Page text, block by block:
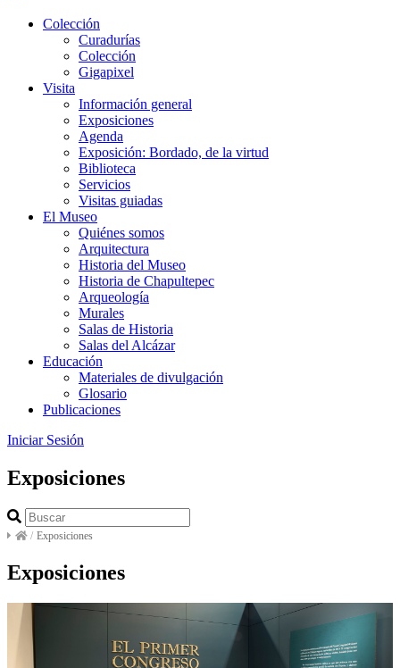
Colección
Curadurías
Colección
Gigapixel
Visita
Información general
Exposiciones
Agenda
Exposición: Bordado, de la virtud
Biblioteca
Servicios
Visitas guiadas
El Museo
Quiénes somos
Arquitectura
Historia del Museo
Historia de Chapultepec
Arqueología
Murales
Salas de Historia
Salas del Alcázar
Educación
Materiales de divulgación
Glosario
Publicaciones
Iniciar Sesión
Exposiciones
/ Exposiciones
Exposiciones